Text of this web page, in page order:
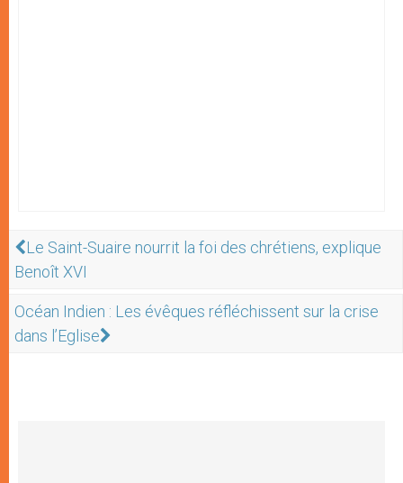
Le Saint-Suaire nourrit la foi des chrétiens, explique
Benoît XVI
Océan Indien : Les évêques réfléchissent sur la crise
dans l’Eglise